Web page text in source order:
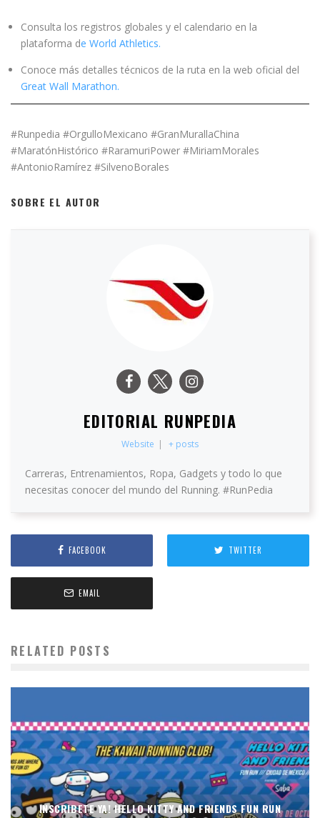
Consulta los registros globales y el calendario en la
plataforma de World Athletics.
Conoce más detalles técnicos de la ruta en la web oficial del
Great Wall Marathon.
#Runpedia #OrgulloMexicano #GranMurallaChina
#MaratónHistórico #RaramuriPower #MiriamMorales
#AntonioRamírez #SilvenoBorales
SOBRE EL AUTOR
EDITORIAL RUNPEDIA
Website | + posts
Carreras, Entrenamientos, Ropa, Gadgets y todo lo que
necesitas conocer del mundo del Running. #RunPedia
FACEBOOK TWITTER
EMAIL
RELATED POSTS
INSCRIBETE YA! HELLO KITTY AND FRIENDS FUN RUN